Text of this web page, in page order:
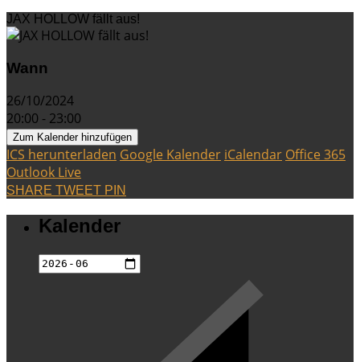
JAX HOLLOW fällt aus!
Wann
26/10/2024
20:00 - 23:00
Zum Kalender hinzufügen
ICS herunterladen Google Kalender iCalendar Office 365
Outlook Live
SHARE TWEET PIN
Kalender